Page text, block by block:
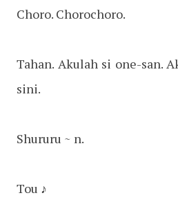
Choro. Chorochoro.
Tahan. Akulah si one-san.
sini.
Shururu ~ n.
Tou ♪